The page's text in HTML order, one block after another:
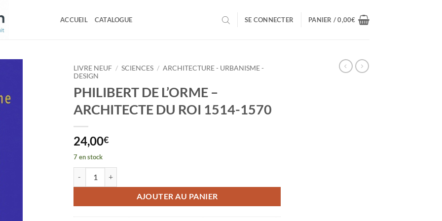
ACCUEIL CATALOGUE SE CONNECTER PANIER /0,00€
LIVRE NEUF / SCIENCES / ARCHITECTURE - URBANISME -
DESIGN
PHILIBERT DE L’ORME –
ARCHITECTE DU ROI 1514-1570
24,00€
7 en stock
AJOUTER AU PANIER